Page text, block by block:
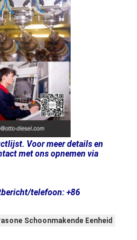
Voor meer details en
met ons opnemen via
telefoon: +86
Schoonmakende Eenheid